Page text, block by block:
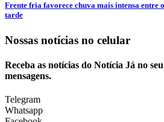
Frente fria favorece chuva mais intensa entre
tarde
Nossas notícias no celular
Receba as notícias do Notícia Já no
mensagens.
Telegram
Whatsapp